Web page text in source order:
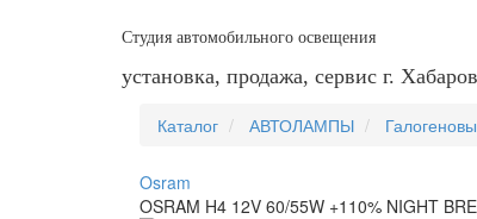
Студия автомобильного освещения
установка, продажа, сервис г.
Каталог АВТОЛАМПЫ
Osram
OSRAM H4 12V 60/55W +110% NIGHT